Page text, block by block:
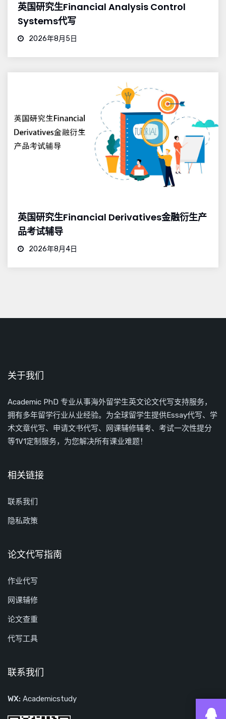
英国研究生Financial Analysis Control
Systems代写
2026年8月5日
英国研究生Financial Derivatives金融衍生产
品考试辅导
2026年8月4日
关于我们
Academic PhD 专业从事海外留学生英文论文代写支持服务，
拥有多年留学行业从业经验。为全球留学生提供Essay代写、学
术文章代写、申请文书代写、网课辅修辅考、考试一次性提分
等1V1定制服务，为您解决所有课业难题！
相关链接
联系我们
隐私政策
论文代写指南
作业代写
网课辅修
论文查重
代写工具
联系我们
WX: Academicstudy